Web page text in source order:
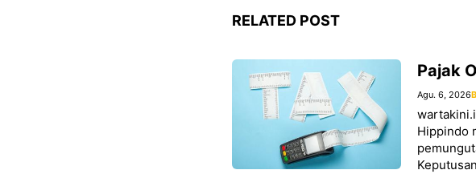
RELATED POST
Pajak
Agu. 6, 2026
Hippindo
Keputusan